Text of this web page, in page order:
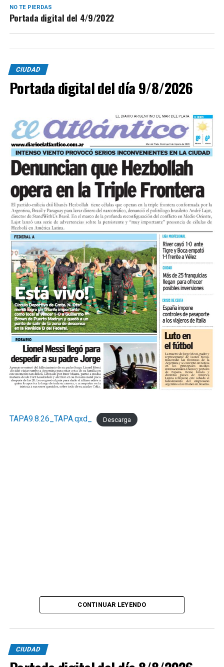
NO TE PIERDAS
Portada digital del 4/9/2022
CIUDAD
Portada digital del día 9/8/2026
TAPA9.8.26_TAPA.qxd_ Descarga
CONTINUAR LEYENDO
CIUDAD